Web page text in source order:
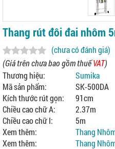
Thang rút đôi đai nhôm
(chưa có đánh giá)
(Giá trên chưa bao gồm thuếVAT)
Thương hiệu:
Sumika
Mã sản phẩm:
SK-500DA
Kích thước rút gọn:
91cm
Chiều cao chữ A:
2.37m
Chiều cao chữ I:
5m
Xem thêm:
Thang
Xem thêm:
Thang